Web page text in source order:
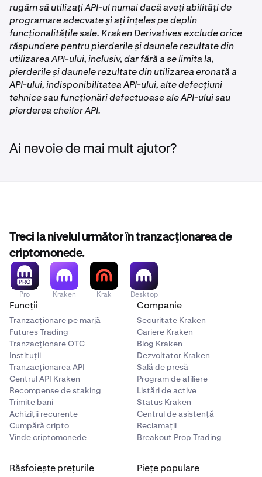
rugăm să utilizați API-ul numai dacă aveți abilități de
programare adecvate și ați înțeles pe deplin
funcționalitățile sale. Kraken Derivatives exclude orice
răspundere pentru pierderile și daunele rezultate din
utilizarea API-ului, inclusiv, dar fără a se limita la,
pierderile și daunele rezultate din utilizarea eronată a
API-ului, indisponibilitatea API-ului, alte defecțiuni
tehnice sau funcționări defectuoase ale API-ului sau
pierderea cheilor API.
Ai nevoie de mai mult ajutor?
Treci la nivelul următor în tranzacționarea de
criptomonede.
Pro Kraken Krak Desktop
Funcții
Tranzacționare pe marjă
Futures Trading
Tranzacționare OTC
Instituții
Tranzacționarea API
Centrul API Kraken
Recompense de staking
Trimite bani
Achiziții recurente
Cumpără cripto
Vinde criptomonede
Companie
Securitate Kraken
Cariere Kraken
Blog Kraken
Dezvoltator Kraken
Sală de presă
Program de afiliere
Listări de active
Status Kraken
Centrul de asistență
Reclamații
Breakout Prop Trading
Răsfoiește prețurile Piețe populare